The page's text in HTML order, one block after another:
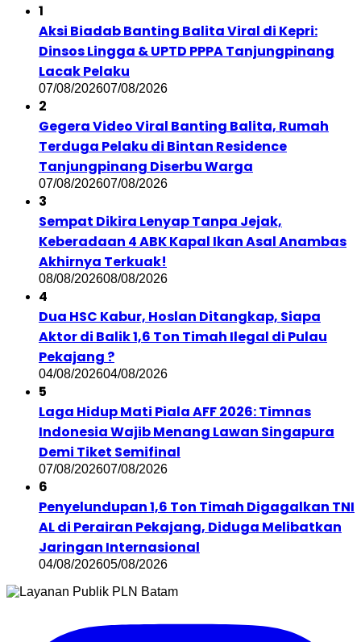
1
Aksi Biadab Banting Balita Viral di Kepri:
Dinsos Lingga & UPTD PPPA Tanjungpinang
Lacak Pelaku
07/08/202607/08/2026
2
Gegera Video Viral Banting Balita, Rumah
Terduga Pelaku di Bintan Residence
Tanjungpinang Diserbu Warga
07/08/202607/08/2026
3
Sempat Dikira Lenyap Tanpa Jejak,
Keberadaan 4 ABK Kapal Ikan Asal Anambas
Akhirnya Terkuak!
08/08/202608/08/2026
4
Dua HSC Kabur, Hoslan Ditangkap, Siapa
Aktor di Balik 1,6 Ton Timah Ilegal di Pulau
Pekajang ?
04/08/202604/08/2026
5
Laga Hidup Mati Piala AFF 2026: Timnas
Indonesia Wajib Menang Lawan Singapura
Demi Tiket Semifinal
07/08/202607/08/2026
6
Penyelundupan 1,6 Ton Timah Digagalkan TNI
AL di Perairan Pekajang, Diduga Melibatkan
Jaringan Internasional
04/08/202605/08/2026